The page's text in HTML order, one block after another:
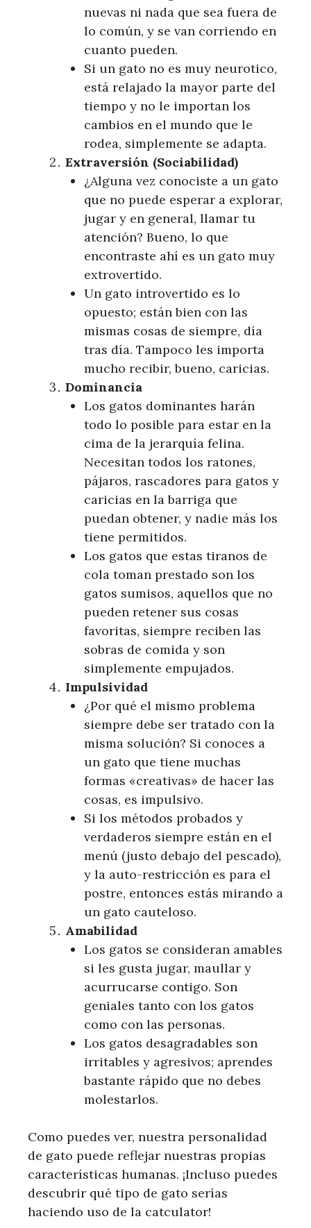
nuevas ni nada que sea fuera de
lo común, y se van corriendo en
cuanto pueden.
Si un gato no es muy neurotico,
está relajado la mayor parte del
tiempo y no le importan los
cambios en el mundo que le
rodea, simplemente se adapta.
Extraversión (Sociabilidad)
¿Alguna vez conociste a un gato
que no puede esperar a explorar,
jugar y en general, llamar tu
atención? Bueno, lo que
encontraste ahí es un gato muy
extrovertido.
Un gato introvertido es lo
opuesto; están bien con las
mismas cosas de siempre, día
tras día. Tampoco les importa
mucho recibir, bueno, caricias.
Dominancia
Los gatos dominantes harán
todo lo posible para estar en la
cima de la jerarquía felina.
Necesitan todos los ratones,
pájaros, rascadores para gatos y
caricias en la barriga que
puedan obtener, y nadie más los
tiene permitidos.
Los gatos que estas tiranos de
cola toman prestado son los
gatos sumisos, aquellos que no
pueden retener sus cosas
favoritas, siempre reciben las
sobras de comida y son
simplemente empujados.
Impulsividad
¿Por qué el mismo problema
siempre debe ser tratado con la
misma solución? Si conoces a
un gato que tiene muchas
formas «creativas» de hacer las
cosas, es impulsivo.
Si los métodos probados y
verdaderos siempre están en el
menú (justo debajo del pescado),
y la auto-restricción es para el
postre, entonces estás mirando a
un gato cauteloso.
Amabilidad
Los gatos se consideran amables
si les gusta jugar, maullar y
acurrucarse contigo. Son
geniales tanto con los gatos
como con las personas.
Los gatos desagradables son
irritables y agresivos; aprendes
bastante rápido que no debes
molestarlos.
Como puedes ver, nuestra personalidad
de gato puede reflejar nuestras propias
características humanas. ¡Incluso puedes
descubrir qué tipo de gato serías
haciendo uso de la catculator!